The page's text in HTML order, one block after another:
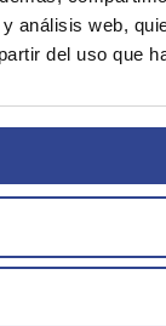
análisis web,
del uso que